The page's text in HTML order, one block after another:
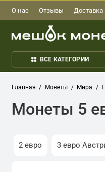
О нас Отзывы Доставка
ВСЕ КАТЕГОРИИ
Главная Монеты Мира
Монеты 5
2 евро 3 евро